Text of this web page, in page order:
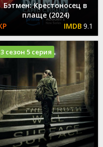
Бэтмен: Крестоносец в
плаще (2024)
9.1
3 сезон 5 серия